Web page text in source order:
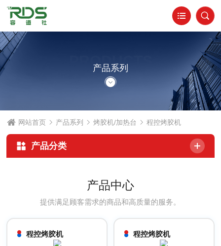
PRODUCTS
产品系列
网站首页 产品系列 烤胶机/加热台 程控烤胶机
产品分类
产品中心
提供满足顾客需求的商品和高质量的服务。
程控烤胶机 程控烤胶机